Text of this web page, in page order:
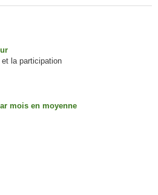
la participation
mois en moyenne